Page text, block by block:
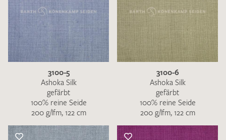
3100-5
Ashoka Silk
gefärbt
100% reine Seide
200 g/lfm, 122 cm
3100-6
Ashoka Silk
gefärbt
100% reine Seide
200 g/lfm, 122 cm